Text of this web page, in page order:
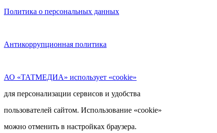
Политика о персональных данных
Антикоррупционная политика
АО «ТАТМЕДИА» использует «cookie»
для персонализации сервисов и удобства
пользователей сайтом. Использование «cookie»
можно отменить в настройках браузера.